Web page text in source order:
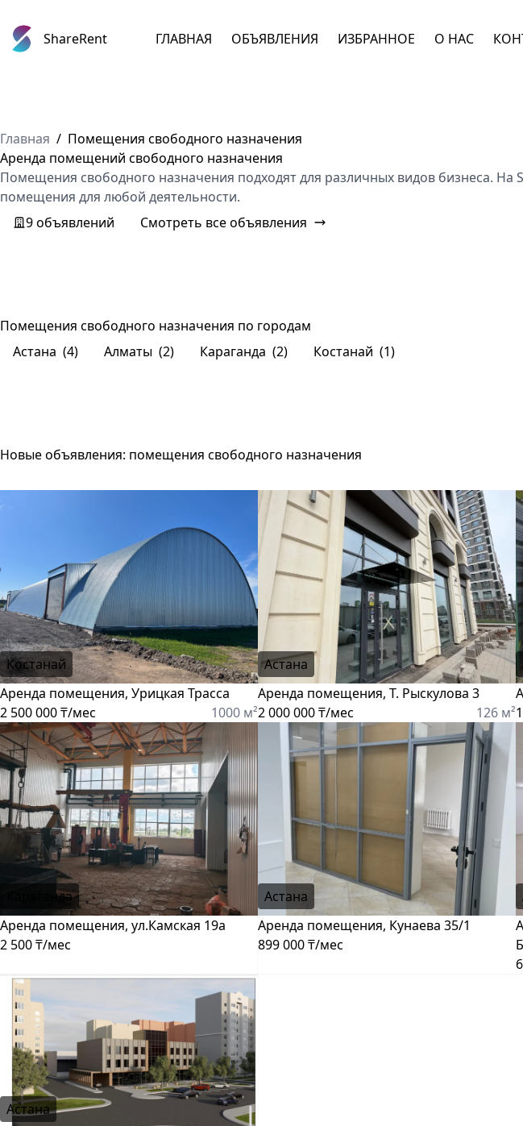
ShareRent ГЛАВНАЯ ОБЪЯВЛЕНИЯ ИЗБРАННОЕ О НАС
Главная / Помещения свободного назначения
Аренда помещений свободного назначения
Помещения свободного назначения подходят для различных видов бизнеса.
помещения для любой деятельности.
9 объявлений
Смотреть все объявления
Помещения свободного назначения по городам
Астана (4) Алматы (2) Караганда (2) Костанай (1)
Новые объявления: помещения свободного назначения
Костанай
Аренда помещения, Урицкая Трасса
2 500 000 ₸/мес
1000 м²
Астана
Аренда помещения, Т. Рыскулова 3
2 000 000 ₸/мес
126 м²
Караганда
Аренда помещения, ул.Камская 19а
2 500 ₸/мес
Астана
Аренда помещения, Кунаева 35/1
899 000 ₸/мес
Астана